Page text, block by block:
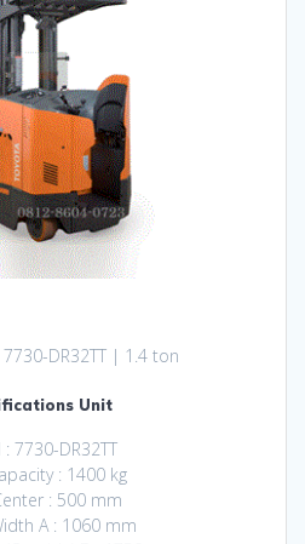
DR32TT | 1.4 ton
Unit
7730-DR32TT
: 1400 kg
: 500 mm
A : 1060 mm